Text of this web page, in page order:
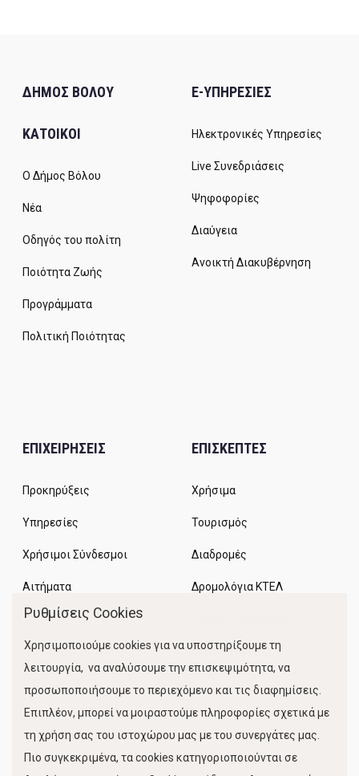
ΔΗΜΟΣ ΒΟΛΟΥ
ΚΑΤΟΙΚΟΙ
Ο Δήμος Βόλου
Νέα
Οδηγός του πολίτη
Ποιότητα Ζωής
Προγράμματα
Πολιτική Ποιότητας
E-ΥΠΗΡΕΣΙΕΣ
Ηλεκτρονικές Υπηρεσίες
Live Συνεδριάσεις
Ψηφοφορίες
Διαύγεια
Ανοικτή Διακυβέρνηση
ΕΠΙΧΕΙΡΗΣΕΙΣ
Προκηρύξεις
Υπηρεσίες
Χρήσιμοι Σύνδεσμοι
Αιτήματα
ΕΠΙΣΚΕΠΤΕΣ
Χρήσιμα
Τουρισμός
Διαδρομές
Δρομολόγια ΚΤΕΛ
Κίνηση Λιμένος
Ρυθμίσεις Cookies
Χρησιμοποιούμε cookies για να υποστηρίξουμε τη
λειτουργία, να αναλύσουμε την επισκεψιμότητα, να
προσωποποιήσουμε το περιεχόμενο και τις διαφημίσεις.
Επιπλέον, μπορεί να μοιραστούμε πληροφορίες σχετικά με
τη χρήση σας του ιστοχώρου μας με του συνεργάτες μας.
Πιο συγκεκριμένα, τα cookies κατηγοριοποιούνται σε